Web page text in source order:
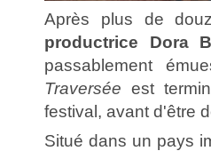
Après plus de
productrice Dora
passablement
Traversée est
festival, avant d'être
Situé dans un pays